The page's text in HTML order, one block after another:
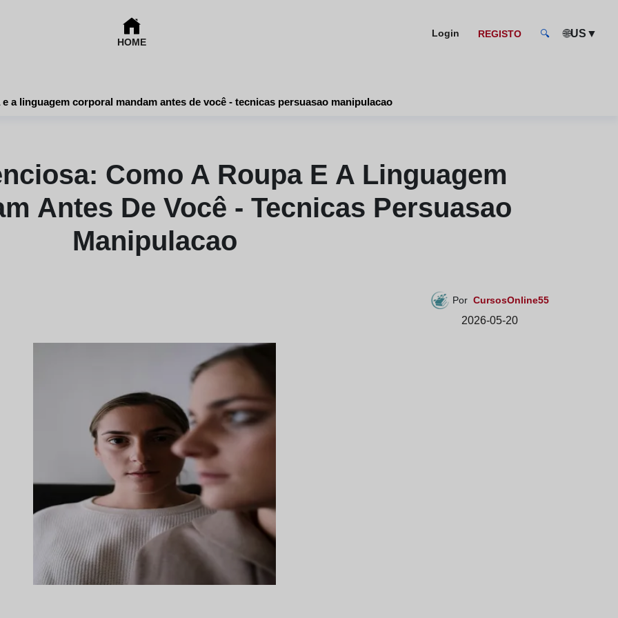
HOME
Login REGISTO 🔍 🌐US ▼
a linguagem corporal mandam antes de você - tecnicas persuasao manipulacao
Como A Roupa E A Linguagem
Antes De Você - Tecnicas Persuasao
Manipulacao
Por CursosOnline55
2026-05-20